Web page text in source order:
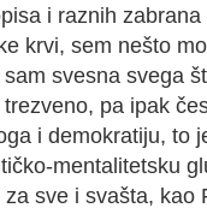
i raznih zabrana
krvi, sem nešto
svesna svega
pa ipak
i demokratiju, to
mentalitetsku
sve i svašta, kao